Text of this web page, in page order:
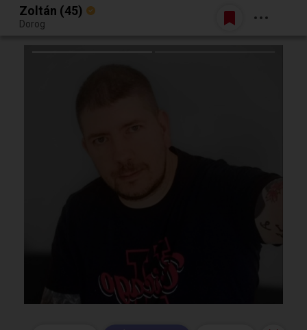
Egy jó randiból bármi lehet.
Belépés
Zoltán (45)
Dorog